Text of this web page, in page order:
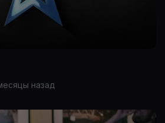
назад